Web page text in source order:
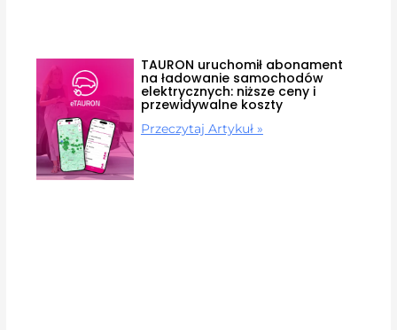
TAURON uruchomił abonament
na ładowanie samochodów
elektrycznych: niższe ceny i
przewidywalne koszty
Przeczytaj Artykuł »